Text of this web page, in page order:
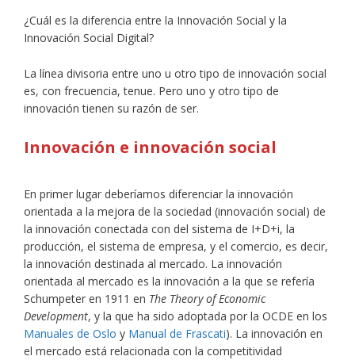
¿Cuál es la diferencia entre la Innovación Social y la
Innovación Social Digital?
La línea divisoria entre uno u otro tipo de innovación social
es, con frecuencia, tenue. Pero uno y otro tipo de
innovación tienen su razón de ser.
Innovación e innovación social
En primer lugar deberíamos diferenciar la innovación
orientada a la mejora de la sociedad (innovación social) de
la innovación conectada con del sistema de I+D+i, la
producción, el sistema de empresa, y el comercio, es decir,
la innovación destinada al mercado. La innovación
orientada al mercado es la innovación a la que se refería
Schumpeter en 1911 en The Theory of Economic
Development, y la que ha sido adoptada por la OCDE en los
Manuales de Oslo y Manual de Frascati). La innovación en
el mercado está relacionada con la competitividad